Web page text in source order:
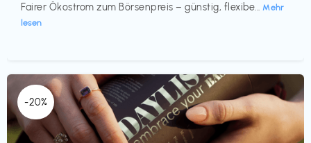
Fairer Ökostrom zum Börsenpreis – günstig, flexibe... Mehr
lesen
-20%